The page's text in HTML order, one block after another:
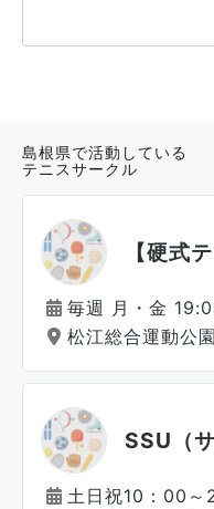
島根県で活動している
テニスサークル
【硬式
毎週 月・金
松江総合運動公
SSU（
土日祝10：00～